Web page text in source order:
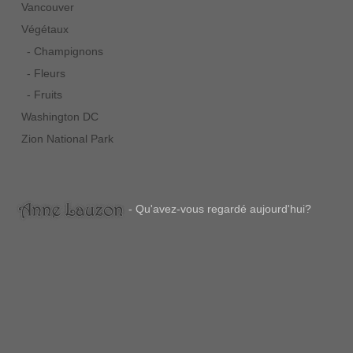
Vancouver
Végétaux
- Champignons
- Fleurs
- Fruits
Washington DC
Zion National Park
- Qu'avez-vous regardé aujourd'hui?